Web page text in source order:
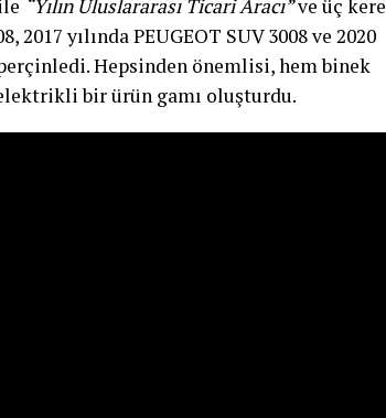
“Yılın Uluslararası Ticari Aracı”ve üç kere
2017 yılında PEUGEOT SUV 3008 ve 2020
perçinledi. Hepsinden önemlisi, hem binek
bir ürün gamı oluşturdu.